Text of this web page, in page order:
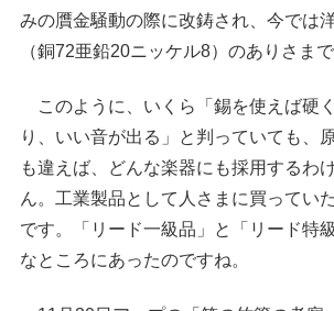
みの贋金騒動の際に改鋳され、今では
（銅72亜鉛20ニッケル8）のありさまで
このように、いくら「錫を使えば硬
り、いい音が出る」と判っていても、
も違えば、どんな楽器にも採用するわ
ん。工業製品として人さまに買ってい
です。「リード一級品」と「リード特
なところにあったのですね。